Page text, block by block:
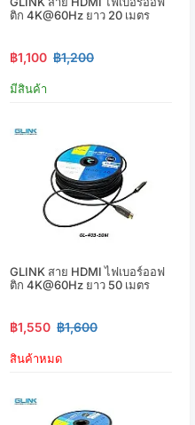
ติก 4K@60Hz ยาว 20 เมตร
฿1,100 ฿1,200
มีสินค้า
GLINK สาย HDMI ไฟเบอร์ออฟ
ติก 4K@60Hz ยาว 50 เมตร
฿1,550 ฿1,600
สินค้าหมด